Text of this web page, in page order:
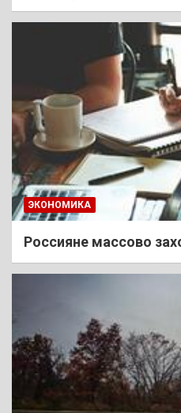
ЭКОНОМИКА
Россияне массово